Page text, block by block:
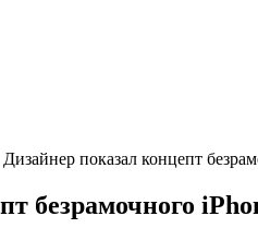
показал концепт
безрамочного